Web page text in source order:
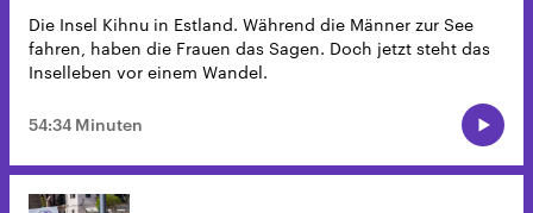
Die Insel Kihnu in Estland. Während die Männer zur See
fahren, haben die Frauen das Sagen. Doch jetzt steht das
Inselleben vor einem Wandel.
54:34 Minuten